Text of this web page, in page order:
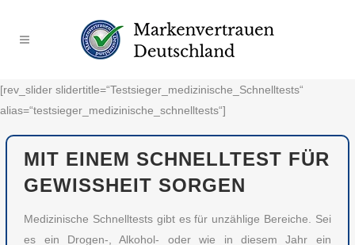
[rev_slider slidertitle=“Testsieger_medizinische_Schnelltests“
alias=“testsieger_medizinische_schnelltests“]
MIT EINEM SCHNELLTEST FÜR
GEWISSHEIT SORGEN
Medizinische Schnelltests gibt es für unzählige Bereiche. Sei
es ein Drogen-, Alkohol- oder wie in diesem Jahr ein